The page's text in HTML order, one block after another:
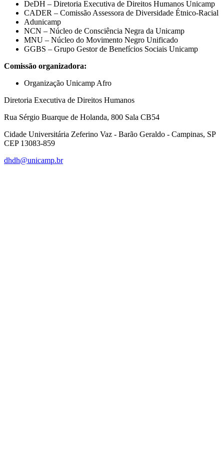
DeDH – Diretoria Executiva de Direitos Humanos Unicamp
CADER – Comissão Assessora de Diversidade Étnico-Racial
Adunicamp
NCN – Núcleo de Consciência Negra da Unicamp
MNU – Núcleo do Movimento Negro Unificado
GGBS – Grupo Gestor de Benefícios Sociais Unicamp
Comissão organizadora:
Organização Unicamp Afro
Diretoria Executiva de Direitos Humanos
Rua Sérgio Buarque de Holanda, 800 Sala CB54
Cidade Universitária Zeferino Vaz - Barão Geraldo - Campinas, SP
CEP 13083-859
dhdh@unicamp.br